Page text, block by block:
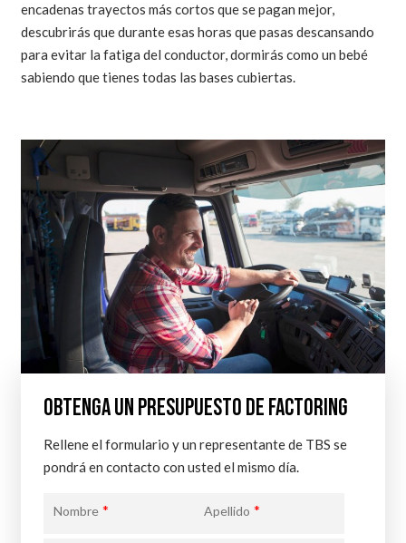
encadenas trayectos más cortos que se pagan mejor,
descubrirás que durante esas horas que pasas descansando
para evitar la fatiga del conductor, dormirás como un bebé
sabiendo que tienes todas las bases cubiertas.
OBTENGA UN PRESUPUESTO DE FACTORING
Rellene el formulario y un representante de TBS se
pondrá en contacto con usted el mismo día.
Nombre * Apellido *